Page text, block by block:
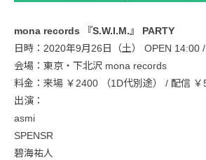
mona records 『S.W.I.M.』 PARTY
日時：2020年9月26日（土） OPEN 14:00
会場：東京・下北沢 mona records
料金：来場 ￥2400 （1D代別途） / 配信 ￥
出演：
asmi
SPENSR
碧海祐人